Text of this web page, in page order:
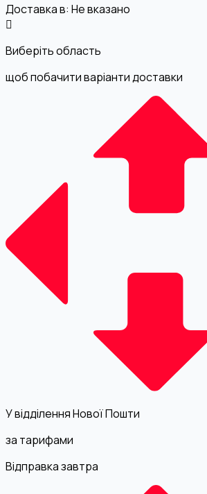
Доставка в: Не вказано
Виберіть область
щоб побачити варіанти доставки
У відділення Нової Пошти
за тарифами
Відправка завтра